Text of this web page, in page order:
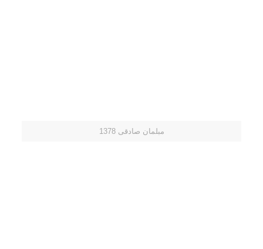
مبلمان صادقی 1378